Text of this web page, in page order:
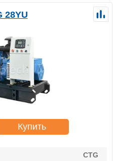
28YU
Купить
CTG